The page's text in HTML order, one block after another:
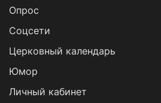
Опрос
Cоцсети
Церковный календарь
Юмор
Личный кабинет